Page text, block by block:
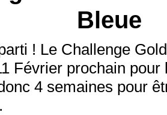
Bleue
! Le Challenge
Février prochain
4 semaines pour